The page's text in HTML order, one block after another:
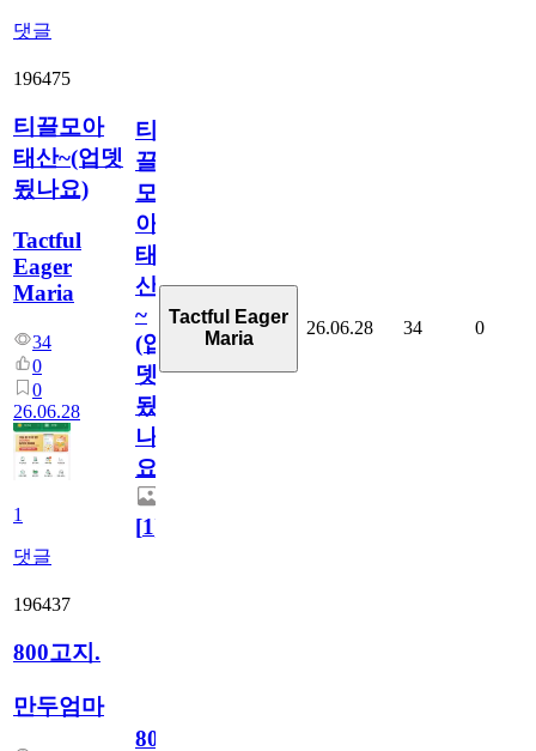
댓글
196475
티끌모아
태산~(업뎃
됬나요)
Tactful
Eager
Maria
34
0
0
26.06.28
1
댓글
티
끌
모
아
태
산
~
(업
뎃
됬
나
요)
[1]
Tactful Eager
Maria
26.06.28 34 0
196437
800고지.
만두엄마
800